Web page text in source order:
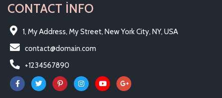
CONTACT INFO
1, My Address, My Street, New York City, NY, USA
contact@domain.com
+1234567890